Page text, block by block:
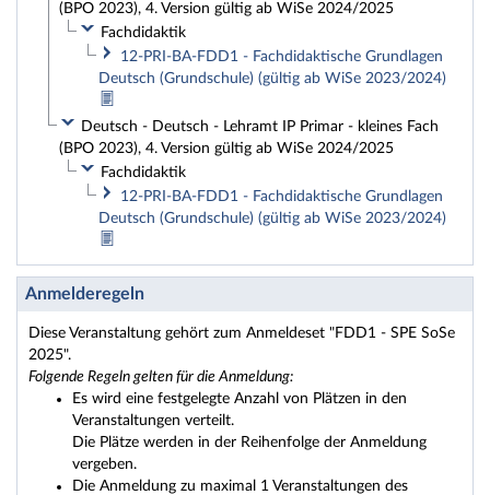
(BPO 2023), 4. Version gültig ab WiSe 2024/2025
Fachdidaktik
12-PRI-BA-FDD1 - Fachdidaktische Grundlagen
Deutsch (Grundschule) (gültig ab WiSe 2023/2024)
Deutsch - Deutsch - Lehramt IP Primar - kleines Fach
(BPO 2023), 4. Version gültig ab WiSe 2024/2025
Fachdidaktik
12-PRI-BA-FDD1 - Fachdidaktische Grundlagen
Deutsch (Grundschule) (gültig ab WiSe 2023/2024)
Anmelderegeln
Diese Veranstaltung gehört zum Anmeldeset "FDD1 - SPE SoSe
2025".
Folgende Regeln gelten für die Anmeldung:
Es wird eine festgelegte Anzahl von Plätzen in den
Veranstaltungen verteilt.
Die Plätze werden in der Reihenfolge der Anmeldung
vergeben.
Die Anmeldung zu maximal 1 Veranstaltungen des